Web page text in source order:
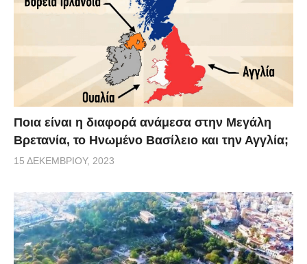
Ποια είναι η διαφορά ανάμεσα στην Μεγάλη
Βρετανία, το Ηνωμένο Βασίλειο και την Αγγλία;
15 ΔΕΚΕΜΒΡΊΟΥ, 2023